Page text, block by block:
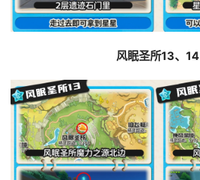
风眠圣所13、14